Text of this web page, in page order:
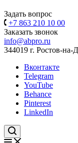
Задать вопрос
+7 863 210 10 00
Заказать звонок
info@abpro.ru
344019 г. Ростов-на-
Вконтакте
Telegram
YouTube
Behance
Pinterest
LinkedIn